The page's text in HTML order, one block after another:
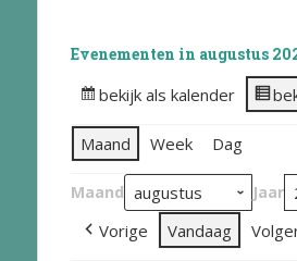
Evenementen in augustus
bekijk als kalender
Maand Week Dag
Maand Jaar
Vorige Vandaag